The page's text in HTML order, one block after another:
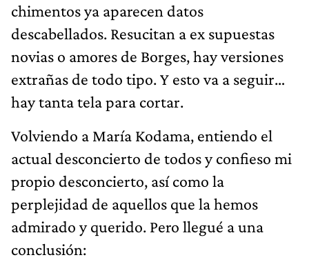
chimentos ya aparecen datos
descabellados. Resucitan a ex supuestas
novias o amores de Borges, hay versiones
extrañas de todo tipo. Y esto va a seguir…
hay tanta tela para cortar.
Volviendo a María Kodama, entiendo el
actual desconcierto de todos y confieso mi
propio desconcierto, así como la
perplejidad de aquellos que la hemos
admirado y querido. Pero llegué a una
conclusión: